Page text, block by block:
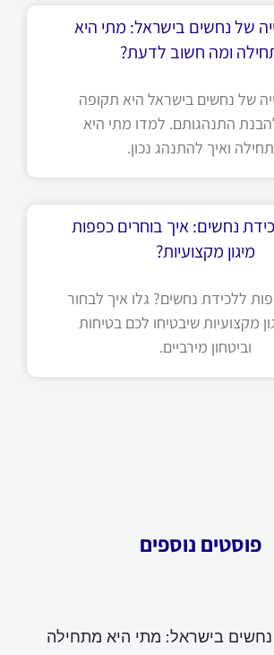
של נחשים בישראל: מתי היא
ומה חשוב לדעת?
של נחשים בישראל היא תקופה
התנהגותם. למדו מתי היא
ואיך להתנהג נכון.
נחשים: איך בוחרים כפפות
מיגון מקצועיות?
ללכידת נחשים? גלו איך לבחור
מקצועיות שיבטיחו לכם בטיחות
וביטחון מירביים.
פוסטים נוספים
נחשים בישראל: מתי היא מתחילה